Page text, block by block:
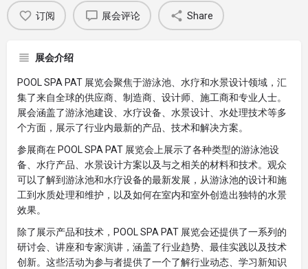
订阅 展会评论 Share
展会介绍
POOL SPA PAT 展览会聚焦于游泳池、水疗和水景设计领域，汇
集了来自全球的供应商、制造商、设计师、施工商和专业人士。
展会涵盖了游泳池建设、水疗设备、水景设计、水处理技术等多
个方面，展示了行业内最新的产品、技术和解决方案。
参展商在 POOL SPA PAT 展览会上展示了各种类型的游泳池设
备、水疗产品、水景设计方案以及与之相关的材料和技术。观众
可以了解到游泳池和水疗设备的最新发展，从游泳池的设计和施
工到水质处理和维护，以及如何在室内和室外创造出独特的水景
效果。
除了展示产品和技术，POOL SPA PAT 展览会还提供了一系列的
研讨会、讲座和专家演讲，涵盖了行业趋势、最佳实践以及技术
创新。这些活动为参与者提供了一个了解行业动态、学习新知识